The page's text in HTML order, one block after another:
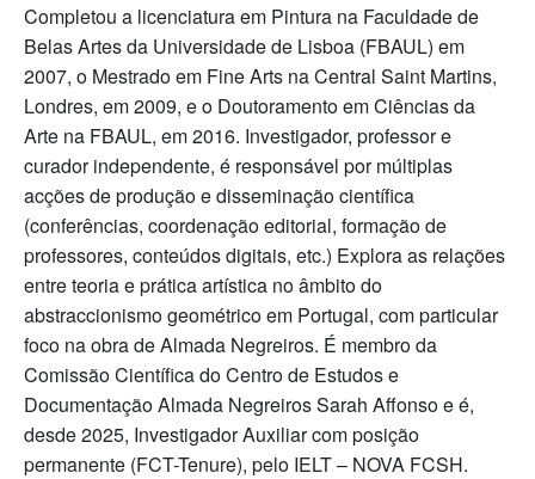
Completou a licenciatura em Pintura na Faculdade de
Belas Artes da Universidade de Lisboa (FBAUL) em
2007, o Mestrado em Fine Arts na Central Saint Martins,
Londres, em 2009, e o Doutoramento em Ciências da
Arte na FBAUL, em 2016. Investigador, professor e
curador independente, é responsável por múltiplas
acções de produção e disseminação científica
(conferências, coordenação editorial, formação de
professores, conteúdos digitais, etc.) Explora as relações
entre teoria e prática artística no âmbito do
abstraccionismo geométrico em Portugal, com particular
foco na obra de Almada Negreiros. É membro da
Comissão Científica do Centro de Estudos e
Documentação Almada Negreiros Sarah Affonso e é,
desde 2025, Investigador Auxiliar com posição
permanente (FCT-Tenure), pelo IELT – NOVA FCSH.